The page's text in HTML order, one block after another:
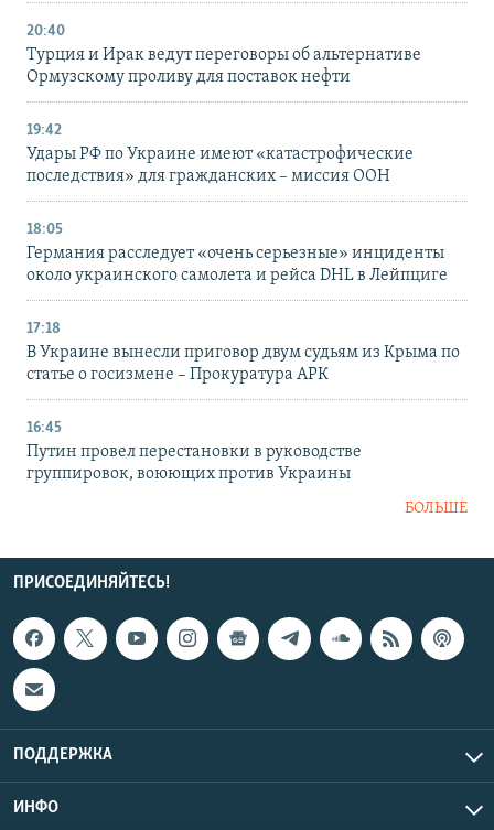
20:40
Турция и Ирак ведут переговоры об альтернативе
Ормузскому проливу для поставок нефти
19:42
Удары РФ по Украине имеют «катастрофические
последствия» для гражданских – миссия ООН
18:05
Германия расследует «очень серьезные» инциденты
около украинского самолета и рейса DHL в Лейпциге
17:18
В Украине вынесли приговор двум судьям из Крыма по
статье о госизмене – Прокуратура АРК
16:45
Путин провел перестановки в руководстве
группировок, воюющих против Украины
БОЛЬШЕ
ПРИСОЕДИНЯЙТЕСЬ!
ПОДДЕРЖКА
ИНФО